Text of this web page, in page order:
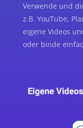
Verwende und
z.B. YouTube,
eigene Videos
oder binde